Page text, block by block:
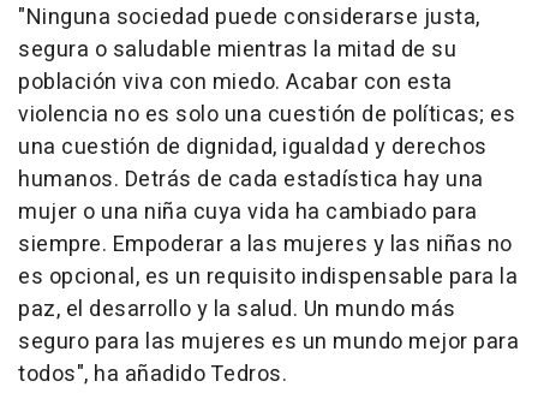
"Ninguna sociedad puede considerarse justa,
segura o saludable mientras la mitad de su
población viva con miedo. Acabar con esta
violencia no es solo una cuestión de políticas; es
una cuestión de dignidad, igualdad y derechos
humanos. Detrás de cada estadística hay una
mujer o una niña cuya vida ha cambiado para
siempre. Empoderar a las mujeres y las niñas no
es opcional, es un requisito indispensable para la
paz, el desarrollo y la salud. Un mundo más
seguro para las mujeres es un mundo mejor para
todos", ha añadido Tedros.